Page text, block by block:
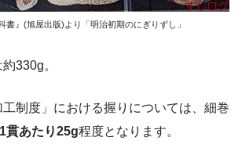
書』(旭屋出版)より「明治初期のにぎりずし」
330g。
工制度」における握りについては、細巻
1貫あたり25g程度となります。